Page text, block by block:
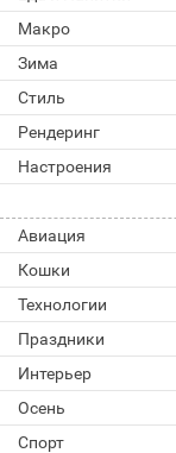
Макро
Зима
Стиль
Рендеринг
Настроения
Авиация
Кошки
Технологии
Праздники
Интерьер
Осень
Спорт